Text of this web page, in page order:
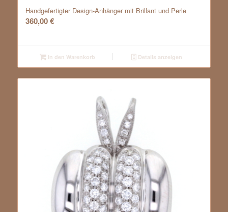
Handgefertigter Design-Anhänger mit Brillant und Perle
360,00€
In den Warenkorb Details anzeigen